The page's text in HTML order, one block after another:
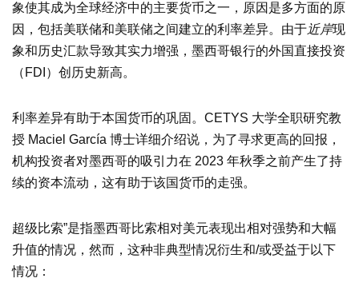
象使其成为全球经济中的主要货币之一，原因是多方面的原
因，包括美联储和美联储之间建立的利率差异。由于近岸现
象和历史汇款导致其实力增强，墨西哥银行的外国直接投资
（FDI）创历史新高。
利率差异有助于本国货币的巩固。CETYS 大学全职研究教
授 Maciel García 博士详细介绍说，为了寻求更高的回报，
机构投资者对墨西哥的吸引力在 2023 年秋季之前产生了持
续的资本流动，这有助于该国货币的走强。
超级比索”是指墨西哥比索相对美元表现出相对强势和大幅
升值的情况，然而，这种非典型情况衍生和/或受益于以下
情况：